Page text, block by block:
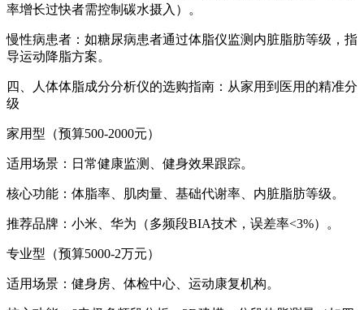
率增长过快者需控制碳水摄入）。
慢性病患者：如糖尿病患者通过体脂仪监测内脏脂肪等级，指
导运动降脂方案。
四、 人体体脂成分分析仪的选购指南：从家用到医用的精准分
级
家用型（预算500-2000元）
适用场景：日常健康监测、健身效果跟踪。
核心功能：体脂率、肌肉量、基础代谢率、内脏脂肪等级。
推荐品牌：小米、华为（多频段BIA技术，误差率<3%）。
专业型（预算5000-2万元）
适用场景：健身房、体检中心、运动康复机构。